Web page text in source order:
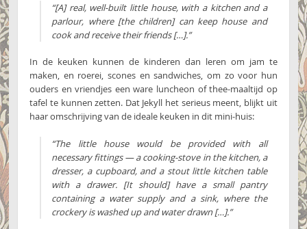
“[A] real, well-built little house, with a kitchen and a
parlour, where [the children] can keep house and
cook and receive their friends […].”
In de keuken kunnen de kinderen dan leren om jam te
maken, en roerei, scones en sandwiches, om zo voor hun
ouders en vriendjes een ware luncheon of thee-maaltijd op
tafel te kunnen zetten. Dat Jekyll het serieus meent, blijkt uit
haar omschrijving van de ideale keuken in dit mini-huis:
“The little house would be provided with all
necessary fittings — a cooking-stove in the kitchen, a
dresser, a cupboard, and a stout little kitchen table
with a drawer. [It should] have a small pantry
containing a water supply and a sink, where the
crockery is washed up and water drawn […].”